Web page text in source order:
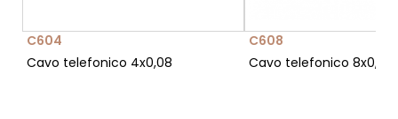
C604
Cavo telefonico 4x0,08
C608
Cavo telefonico 8x0,08